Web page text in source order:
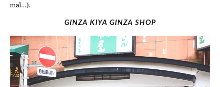
mal…).
GINZA KIYA GINZA SHOP